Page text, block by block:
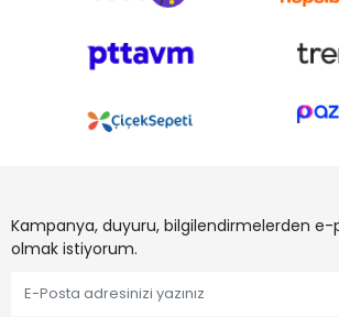
Kampanya, duyuru, bilgilendirmelerden
olmak istiyorum.